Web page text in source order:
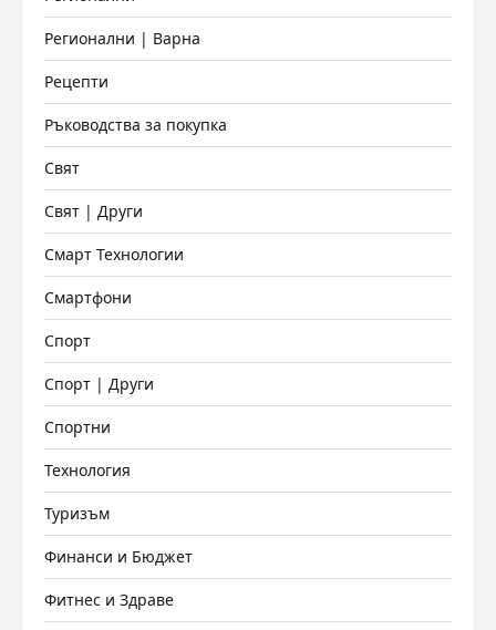
Регионални | Варна
Рецепти
Ръководства за покупка
Свят
Свят | Други
Смарт Технологии
Смартфони
Спорт
Спорт | Други
Спортни
Технология
Туризъм
Финанси и Бюджет
Фитнес и Здраве